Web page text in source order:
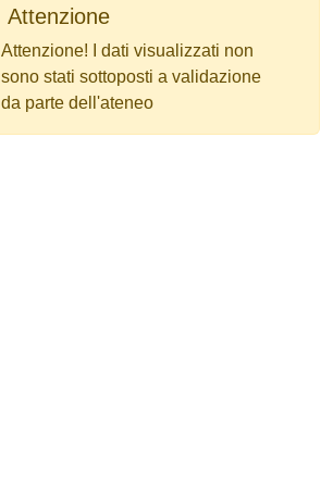
Attenzione
Attenzione! I dati visualizzati non
sono stati sottoposti a validazione
da parte dell'ateneo